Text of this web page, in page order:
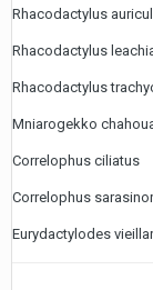
Rhacodactylus
Rhacodactylus
Rhacodactylus
Mniarogekko
Correlophus ciliatus
Correlophus
Eurydactylodes